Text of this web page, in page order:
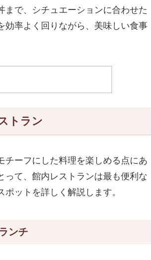
で、シチュエーションに合わせた
効率よく回りながら、美味しい食事
トラン
チーフにした料理を楽しめる点にあ
って、館内レストランは最も便利な
ポットを詳しく解説します。
ンチ